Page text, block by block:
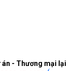
án - Thương mại lại